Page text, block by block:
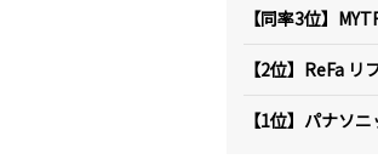
【同率3位】
【2位】ReFa リ
【1位】パナソ